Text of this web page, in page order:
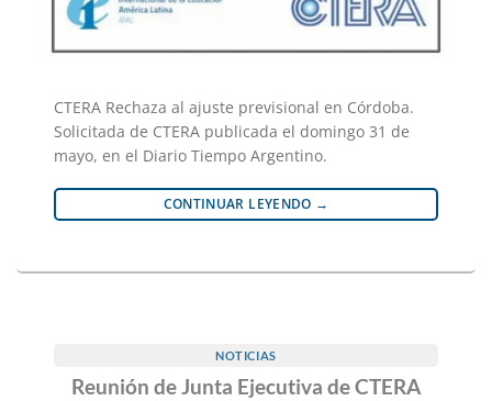
CTERA Rechaza al ajuste previsional en Córdoba.
Solicitada de CTERA publicada el domingo 31 de
mayo, en el Diario Tiempo Argentino.
CONTINUAR LEYENDO →
NOTICIAS
Reunión de Junta Ejecutiva de CTERA